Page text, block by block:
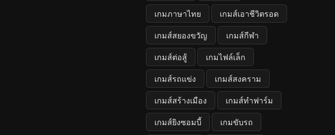
เกมภาษาไทย
เกมส์เอาชีวิตรอด
เกมส์สยองขวัญ
เกมส์กีฬา
เกมส์ต่อสู้
เกมไฟล์เล็ก
เกมส์รถแข่ง
เกมส์สงคราม
เกมส์สร้างเมือง
เกมส์ทำฟาร์ม
เกมส์ยิงซอมบี้
เกมขับรถ